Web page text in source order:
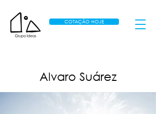
COTAÇÃO HOJE
Alvaro Suárez